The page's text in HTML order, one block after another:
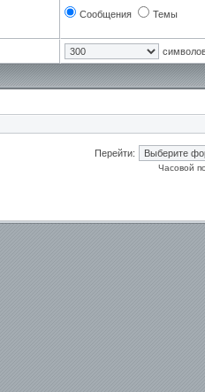
Сообщения Темы
Перейти:
Часовой